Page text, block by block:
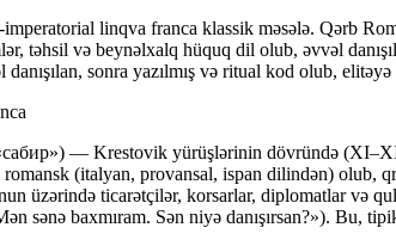
linqva franca klassik məsələ. Qərb
təhsil və beynəlxalq hüquq dil olub, əvvəl
sonra yazılmış və ritual kod olub, elitəyə
— Krestovik yürüşlərinin dövründə
romansk (italyan, provansal, ispan dilindən) olub,
üzərində ticarətçilər, korsarlar, diplomatlar və
sənə baxmıram. Sən niyə danışırsan?»). Bu,